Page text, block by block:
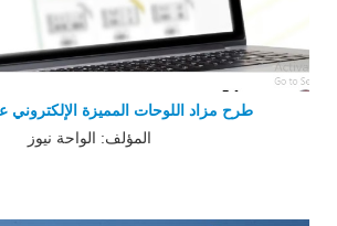
طرح مزاد اللوحات المميزة الإلكتروني
المؤلف: الواحة نيوز